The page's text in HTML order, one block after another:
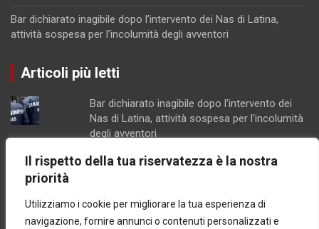
Il rispetto della tua riservatezza è la nostra
priorità
Utilizziamo i cookie per migliorare la tua esperienza di
navigazione, fornire annunci o contenuti personalizzati e
Bar dichiarato inagibile dopo l’intervento dei Nas di Latina,
attività sospesa per l’incolumità degli avventori
Articoli più letti
Bar dichiarato inagibile dopo l'intervento dei
Nas di Latina, attività sospesa per l'incolumità
degli avventori
Parco Recillo, la richiesta di chiarimenti dei
consiglieri Fdi di Minturno
insieme per un progetto da 1,1 mln di euro
Scarichi, porto e delocalizzazione della